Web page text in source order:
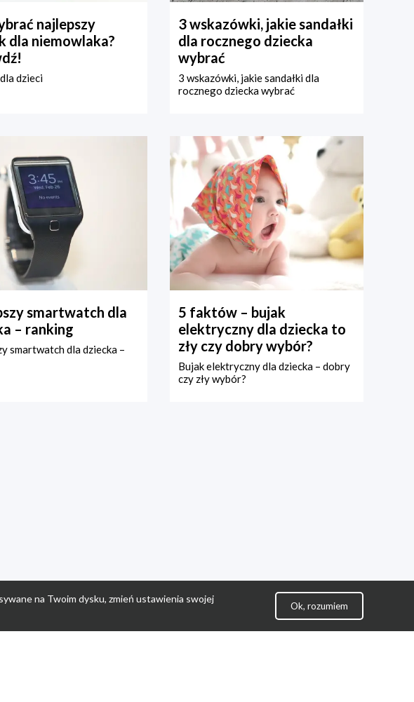
najlepszy
dla niemowlaka?
dzieci
3 wskazówki, jakie sandałki
dla rocznego dziecka
wybrać
3 wskazówki, jakie sandałki dla
rocznego dziecka wybrać
smartwatch dla
– ranking
smartwatch dla dziecka –
5 faktów – bujak
elektryczny dla dziecka to
zły czy dobry wybór?
Bujak elektryczny dla dziecka – dobry
czy zły wybór?
na Twoim dysku, zmień ustawienia swojej
Ok, rozumiem